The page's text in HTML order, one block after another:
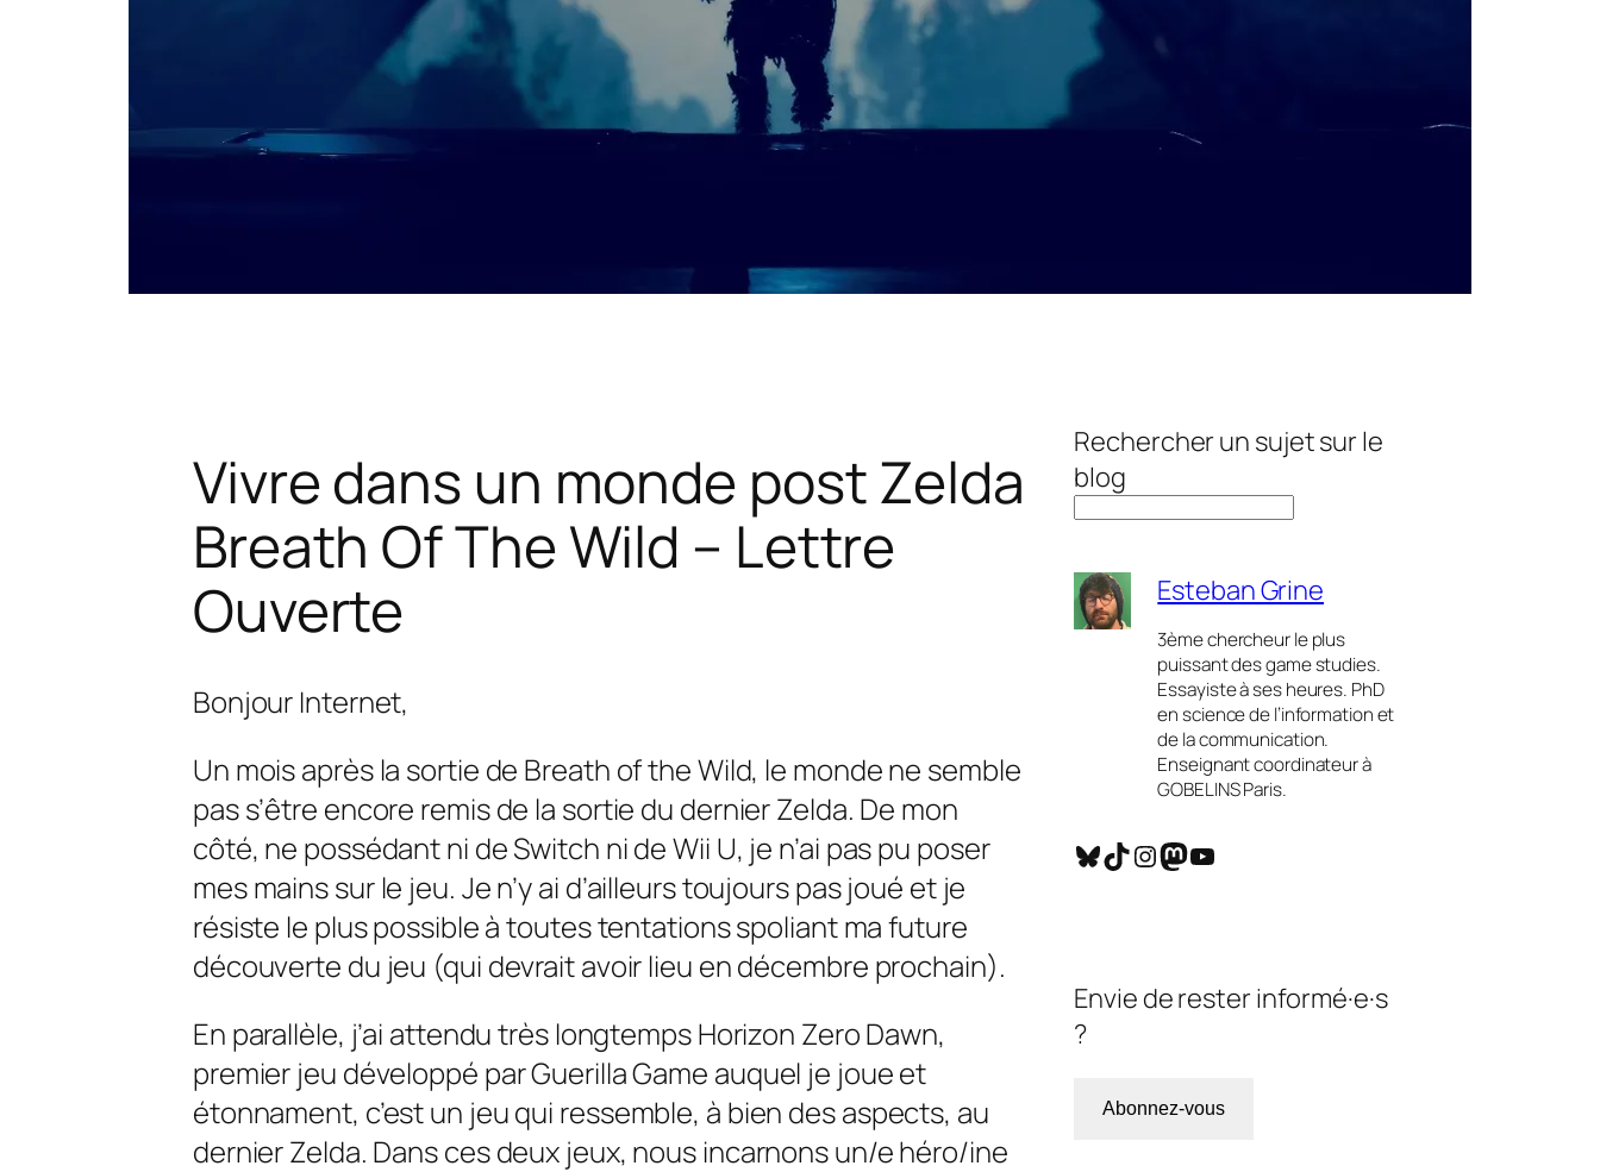
Vivre dans un monde post Zelda
Breath Of The Wild – Lettre
Ouverte
Bonjour Internet,
Un mois après la sortie de Breath of the Wild, le monde ne semble
pas s’être encore remis de la sortie du dernierZelda. De mon
côté, ne possédant ni de Switch ni de Wii U, je n’ai pas pu poser
mes mains sur le jeu. Je n’y ai d’ailleurs toujours pas joué et je
résiste le plus possible à toutes tentations spoliant ma future
découverte du jeu (qui devrait avoir lieu en décembre prochain).
En parallèle, j’ai attendu très longtempsHorizon Zero Dawn,
premier jeu développé par Guerilla Game auquel je joue et
étonnament, c’est un jeu qui ressemble, à bien des aspects, au
dernierZelda. Dans ces deux jeux, nous incarnons un/e héro/ine
Rechercher un sujet sur le
blog
Esteban Grine
3ème chercheur le plus
puissant des game studies.
Essayiste à ses heures. PhD
en science de l’information et
de la communication.
Enseignant coordinateur à
GOBELINS Paris.
Bluesky TikTok InstagramMastodon YouTube
Envie de rester informé·e·s
?
Abonnez-vous